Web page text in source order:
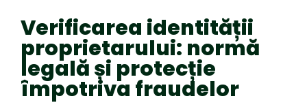
Verificarea identității
proprietarului: normă
legală și protecție
împotriva fraudelor